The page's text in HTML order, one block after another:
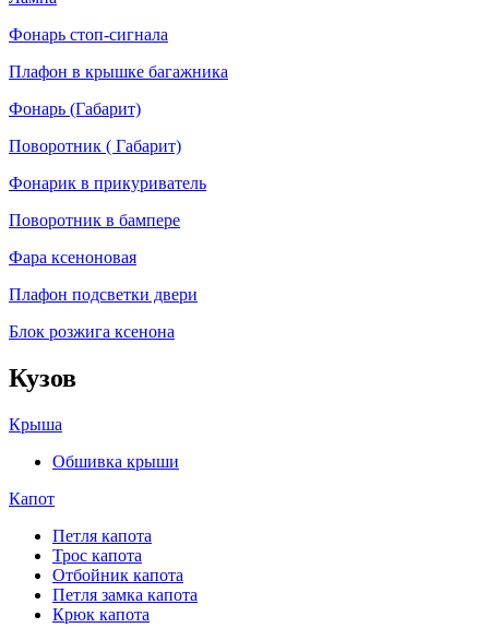
Фонарь стоп-сигнала
Плафон в крышке багажника
Фонарь (Габарит)
Поворотник ( Габарит)
Фонарик в прикуриватель
Поворотник в бампере
Фара ксеноновая
Плафон подсветки двери
Блок розжига ксенона
Кузов
Крыша
Обшивка крыши
Капот
Петля капота
Трос капота
Отбойник капота
Петля замка капота
Крюк капота